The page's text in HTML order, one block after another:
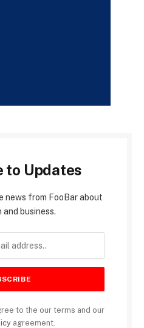
to Updates
news from FooBar about
and business.
to the our terms and our
agreement.